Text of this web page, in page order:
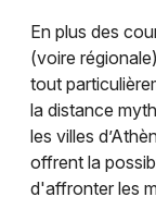
En plus des
(voire
tout
la distance
les villes
offrent la
d'affronter les